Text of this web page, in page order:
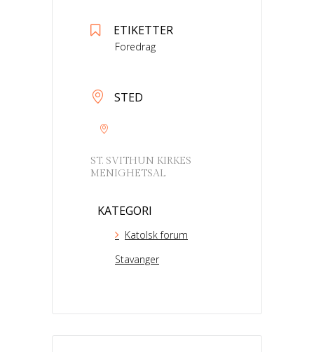
ETIKETTER
Foredrag
STED
ST. SVITHUN KIRKES
MENIGHETSAL
KATEGORI
Katolsk forum
Stavanger